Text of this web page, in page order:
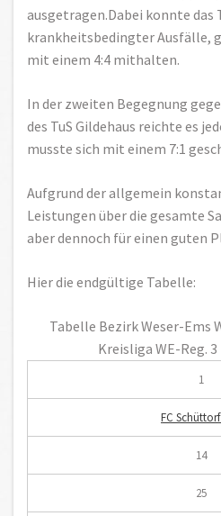
ausgetragen.Dabei konnte das
krankheitsbedingter Ausfälle,
mit einem 4:4 mithalten.
In der zweiten Begegnung
des TuS Gildehaus reichte es
musste sich mit einem 7:1
Aufgrund der allgemein
Leistungen über die gesamte
aber dennoch für einen guten
Hier die endgültige Tabelle:
Tabelle Bezirk Weser-Ems
Kreisliga WE-Reg.
1
FC
14
25